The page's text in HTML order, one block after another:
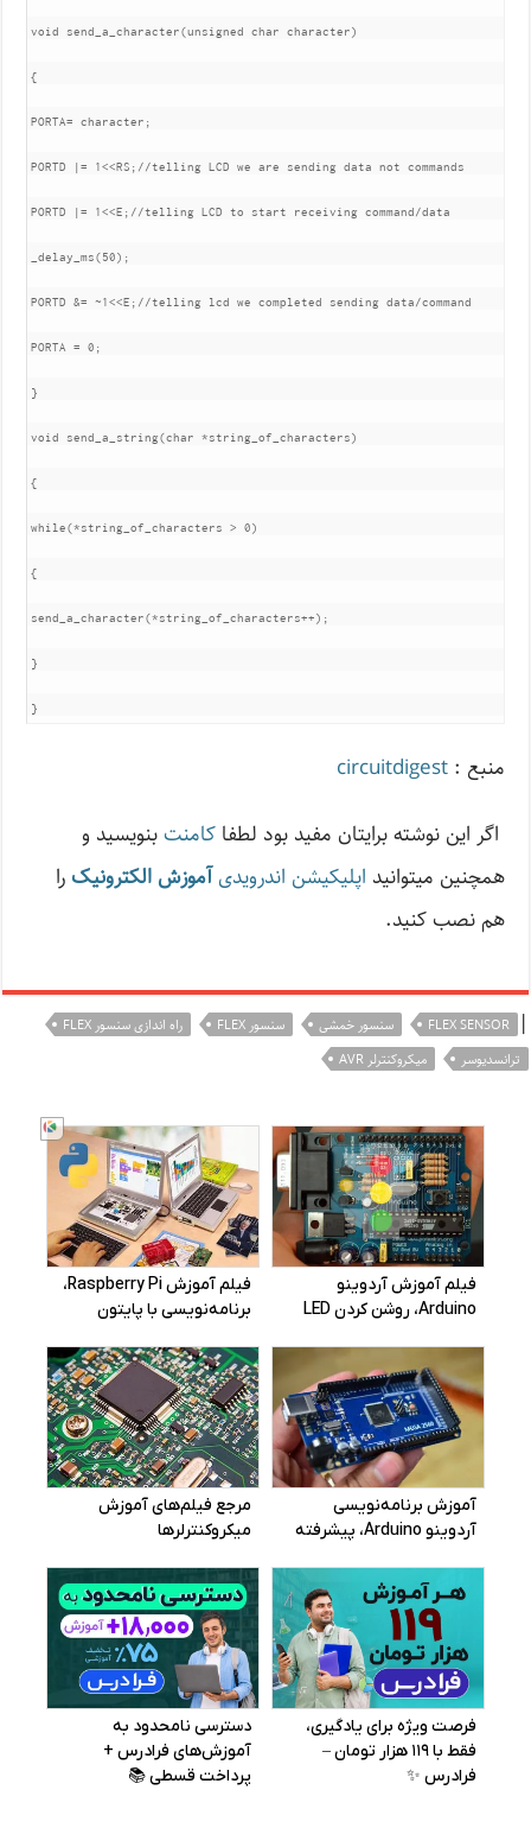
void send_a_character(unsigned char character)
{
PORTA= character;
PORTD |= 1<<RS;//telling LCD we are sending data not commands
PORTD |= 1<<E;//telling LCD to start receiving command/data
_delay_ms(50);
PORTD &= ~1<<E;//telling lcd we completed sending data/command
PORTA = 0;
}
void send_a_string(char *string_of_characters)
{
while(*string_of_characters > 0)
{
send_a_character(*string_of_characters++);
}
}
منبع :circuitdigest
اگر این نوشته‌ برایتان مفید بود لطفاکامنت بنویسید و
همچنین میتوانید اپلیکیشن اندرویدیآموزش الکترونیک را
هم نصب کنید.
|
FLEX SENSOR سنسور خمشی سنسور FLEX
راه اندازی سنسور FLEX
ترانسدیوسر
میکروکنترلر AVR